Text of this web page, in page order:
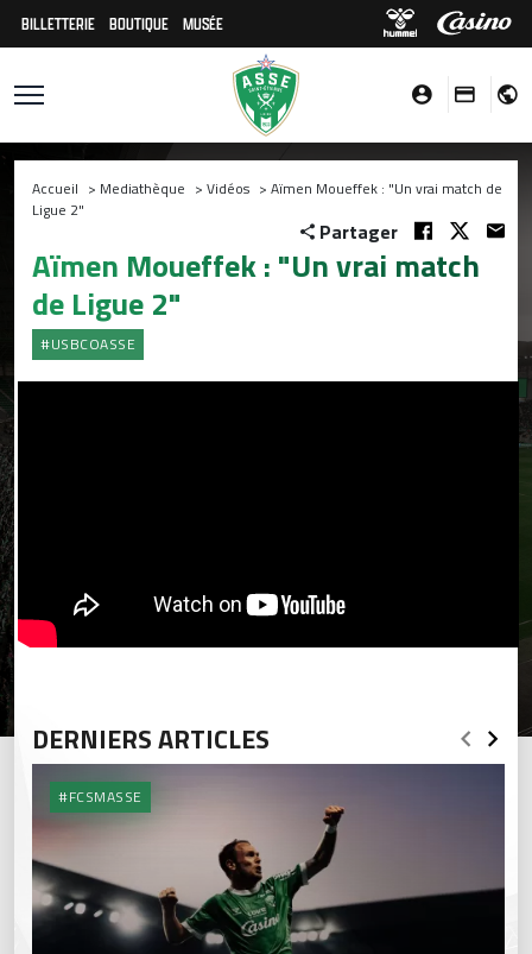
BILLETTERIE BOUTIQUE MUSÉE
Accueil > Mediathèque > Vidéos > Aïmen Moueffek : "Un vrai match de
Ligue 2"
Partager
Aïmen Moueffek : "Un vrai match
de Ligue 2"
#USBCOASSE
DERNIERS ARTICLES
#FCSMASSE